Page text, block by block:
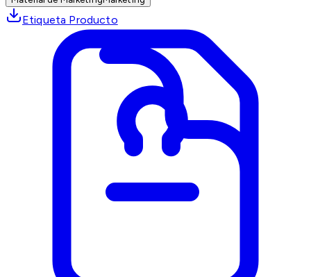
Etiqueta Producto